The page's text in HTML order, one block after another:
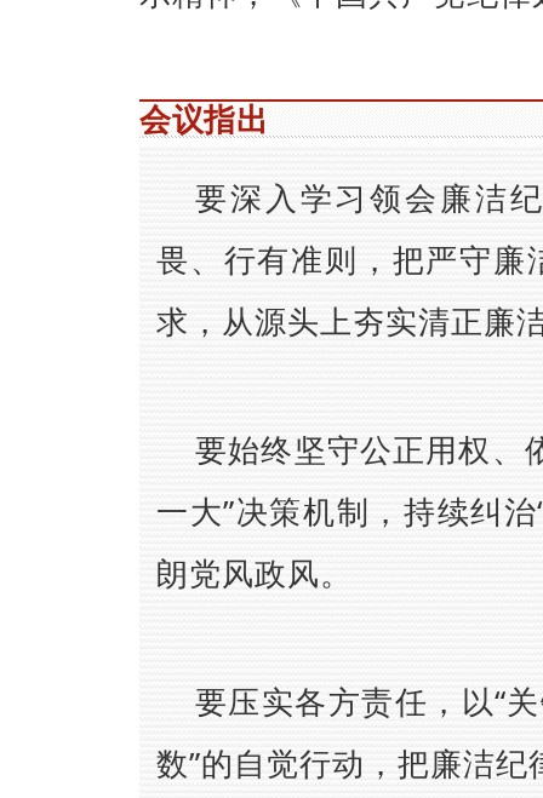
会议指出
要深入学习领会廉洁
畏、行有准则，把严守
求，从源头上夯实清正廉
要始终坚守公正用权、
一大”决策机制，持续纠
朗党风政风。
要压实各方责任，以“
数”的自觉行动，把廉洁